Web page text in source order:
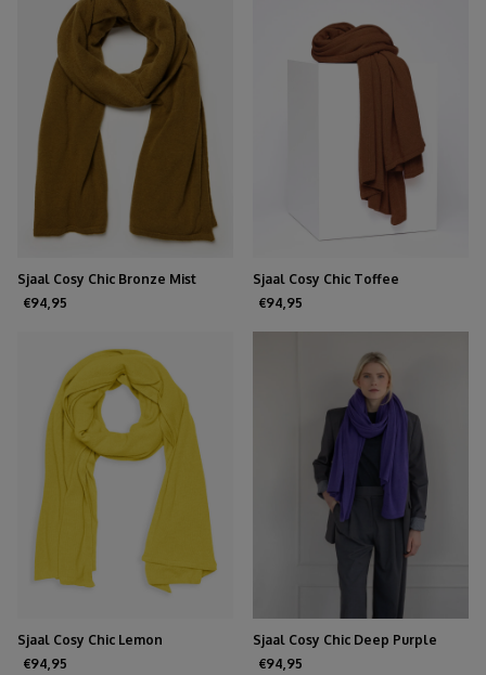
Sjaal Cosy Chic Bronze Mist
€94,95
Sjaal Cosy Chic Toffee
€94,95
Sjaal Cosy Chic Lemon
€94,95
Sjaal Cosy Chic Deep Purple
€94,95